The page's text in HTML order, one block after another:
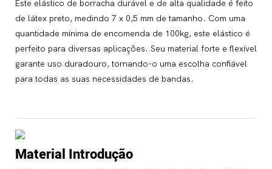
Este elástico de borracha durável e de alta qualidade é feito
de látex preto, medindo 7 x 0,5 mm de tamanho. Com uma
quantidade mínima de encomenda de 100kg, este elástico é
perfeito para diversas aplicações. Seu material forte e flexível
garante uso duradouro, tornando-o uma escolha confiável
para todas as suas necessidades de bandas.
Material Introdução